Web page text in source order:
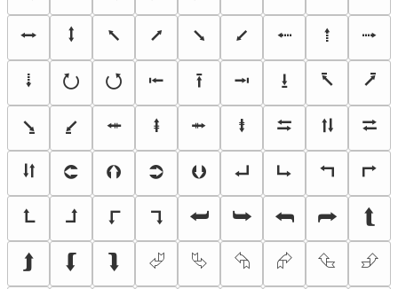
⭤
⭥ ⭦ ⭧ ⭨ ⭩ ⭪ ⭫
⭬
⭭
⭮ ⭯ ⭰ ⭱ ⭲ ⭳ ⭶
⭷
⭸
⭹ ⭺ ⭻ ⭼ ⭽ ⮀ ⮁
⮂
⮃
⮈ ⮉ ⮊ ⮋ ⮠ ⮡ ⮢
⮣
⮤
⮥ ⮦ ⮧ ⮨ ⮩ ⮪ ⮫
⮬
⮭
⮮ ⮯ ⮰ ⮱ ⮲ ⮳ ⮴
⮵